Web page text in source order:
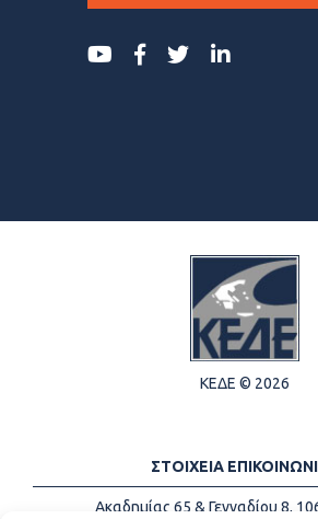
ΚΕΔΕ © 2026
ΣΤΟΙΧΕΙΑ
Ακαδημίας 65 & Γενναδίου 8,